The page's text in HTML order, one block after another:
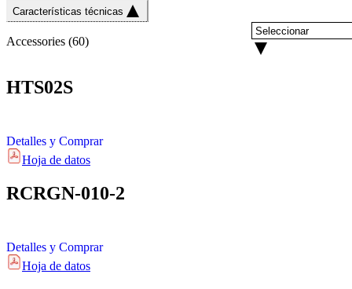
Características técnicas
Accessories (60)
HTS02S
Detalles y Comprar
Hoja de datos
RCRGN-010-2
Detalles y Comprar
Hoja de datos